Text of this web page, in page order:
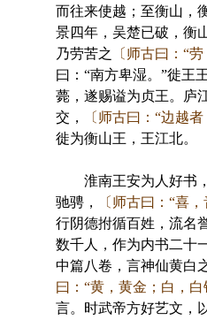
而往来使越；至衡山，
景四年，吴楚已破，衡
乃劳苦之 〔师古曰：“
曰：“南方卑湿。”徙王
薨，遂赐谥为贞王。庐
交，
〔师古曰：“边越
徙为衡山王，王江北。
淮南王安为人好书，
驰骋，
〔师古曰：“喜，
行阴德拊循百姓，流名
数千人，作为内书二十
中篇八卷，言神仙黄白
曰：“黄，黄金；白，白
言。时武帝方好艺文，